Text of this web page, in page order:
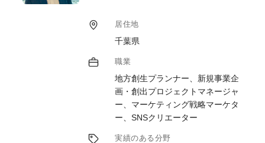
らない多様な業種の連携アイデアを採り入れ
た商品・サービス開発のほか、開発後の具体
を解決していくのか、等具体的な支援をさせ
ていただきます。
居住地
千葉県
職業
地方創生プランナー、新規事業企
画・創出プロジェクトマネージャ
ー、マーケティング戦略マーケタ
ー、SNSクリエーター
実績のある分野